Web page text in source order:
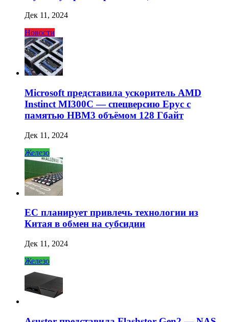
Дек 11, 2024
Новости
Microsoft представила ускоритель AMD
Instinct MI300C — спецверсию Epyc с
памятью HBM3 объёмом 128 Гбайт
Дек 11, 2024
Железо
ЕС планирует привлечь технологии из
Китая в обмен на субсидии
Дек 11, 2024
Железо